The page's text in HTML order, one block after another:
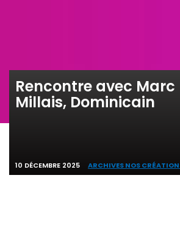
Rencontre avec Marc
Millais, Dominicain
10 DÉCEMBRE 2025 ARCHIVES NOS